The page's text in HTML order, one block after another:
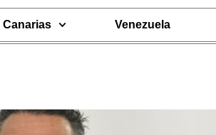
Canarias Venezuela